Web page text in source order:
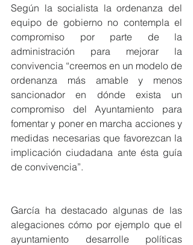
Según la socialista la ordenanza del
equipo de gobierno no contempla el
compromiso por parte de la
administración para mejorar la
convivencia “creemos en un modelo de
ordenanza más amable y menos
sancionador en dónde exista un
compromiso del Ayuntamiento para
fomentar y poner en marcha acciones y
medidas necesarias que favorezcan la
implicación ciudadana ante ésta guía
de convivencia”.
García ha destacado algunas de las
alegaciones cómo por ejemplo que el
ayuntamiento desarrolle políticas